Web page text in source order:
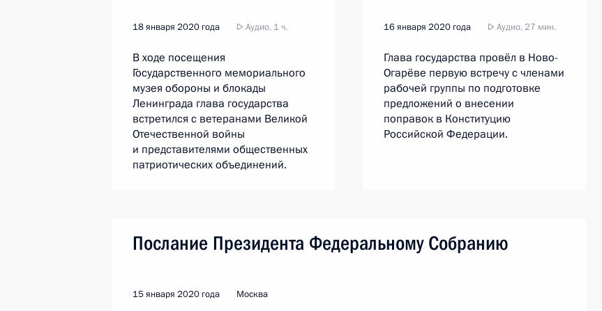
18 января 2020 года Аудио, 1 ч.
В ходе посещения
Государственного мемориального
музея обороны и блокады
Ленинграда глава государства
встретился с ветеранами Великой
Отечественной войны
и представителями общественных
патриотических объединений.
16 января 2020 года Аудио, 27 мин.
Глава государства провёл в Ново-
Огарёве первую встречу с членами
рабочей группы по подготовке
предложений о внесении
поправок в Конституцию
Российской Федерации.
Послание Президента Федеральному Собранию
15 января 2020 года Москва